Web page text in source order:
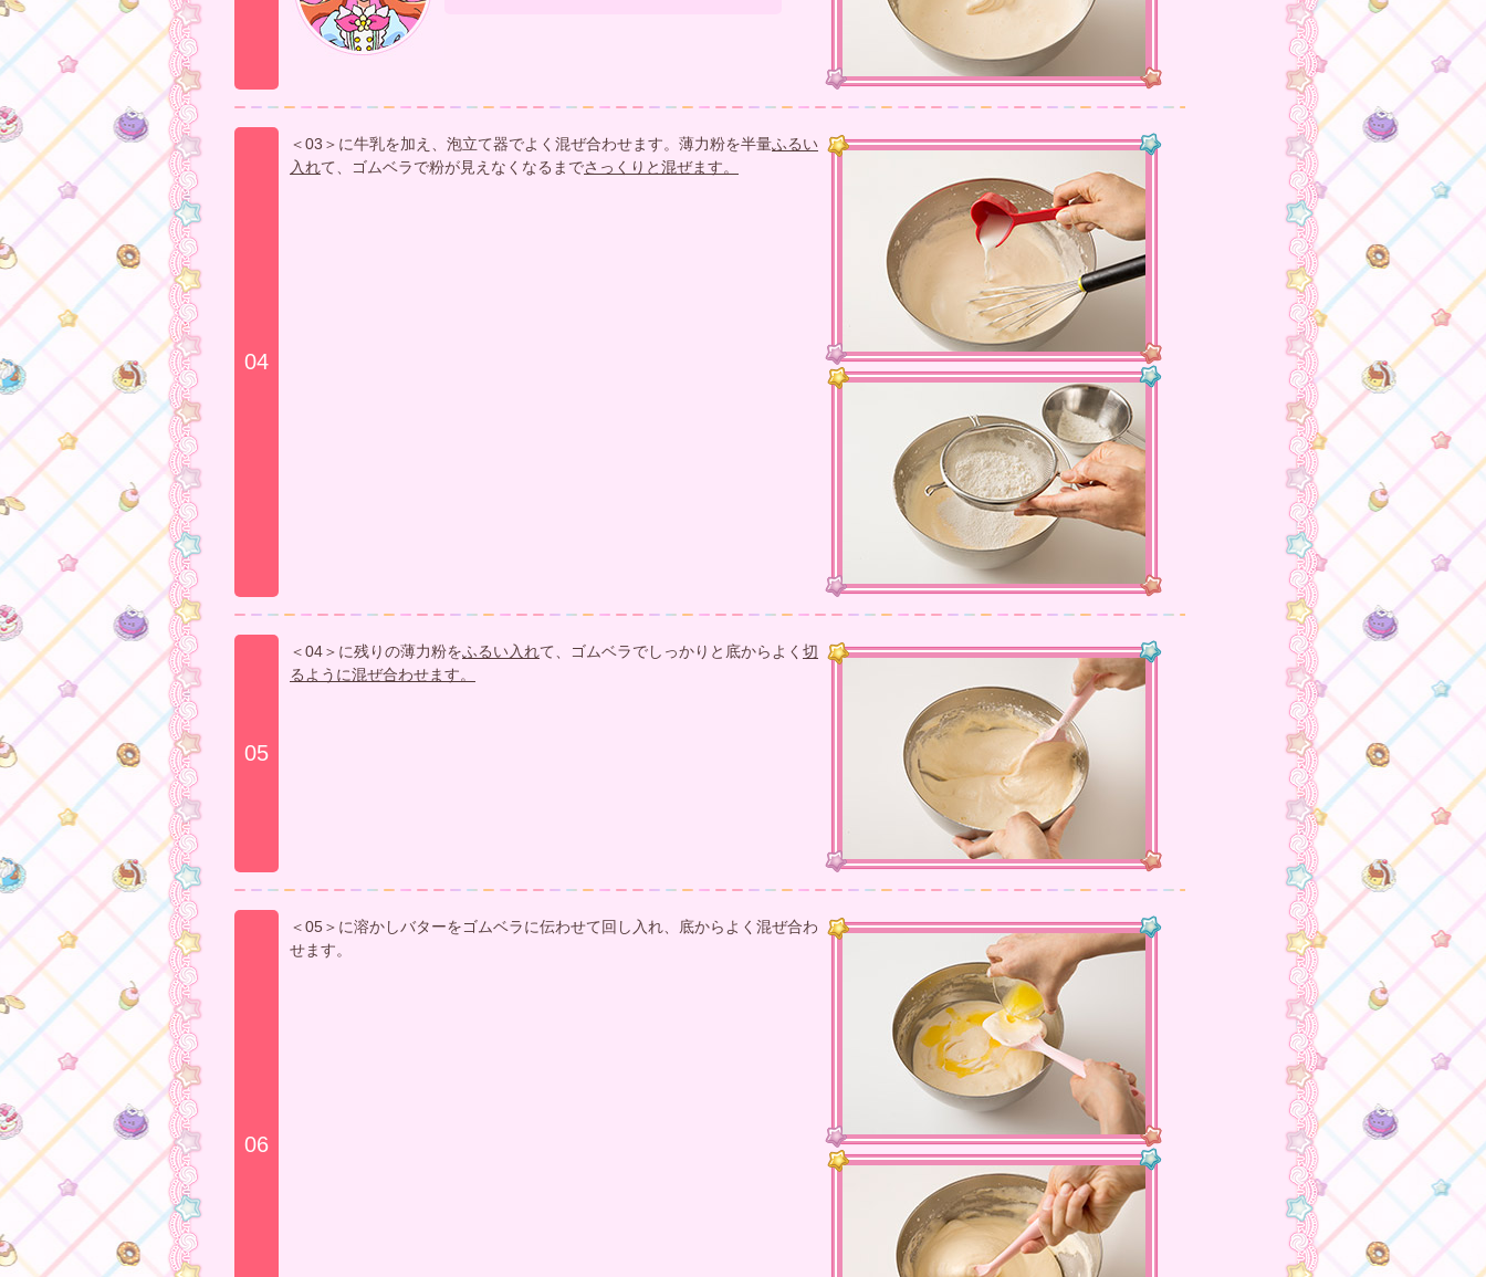
04
＜03＞に牛乳を加え、泡立て器でよく混ぜ合わせます。薄力粉を半量ふるい
入れて、ゴムベラで粉が見えなくなるまでさっくりと混ぜます。
05
＜04＞に残りの薄力粉をふるい入れて、ゴムベラでしっかりと底からよく 切
るように混ぜ合わせます。
06
＜05＞に溶かしバターをゴムベラに伝わせて回し入れ、底からよく混ぜ合わ
せます。